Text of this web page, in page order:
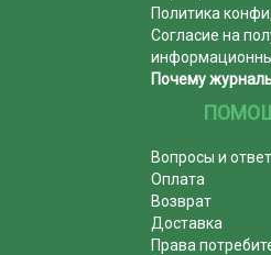
Политика
Согласие на
Почему
Вопросы и
Оплата
Возврат
Доставка
Права